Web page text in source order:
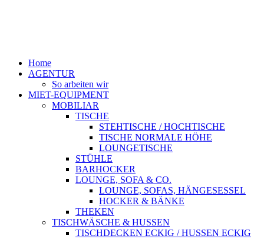
Home
AGENTUR
So arbeiten wir
MIET-EQUIPMENT
MOBILIAR
TISCHE
STEHTISCHE / HOCHTISCHE
TISCHE NORMALE HÖHE
LOUNGETISCHE
STÜHLE
BARHOCKER
LOUNGE, SOFA & CO.
LOUNGE, SOFAS, HÄNGESESSEL
HOCKER & BÄNKE
THEKEN
TISCHWÄSCHE & HUSSEN
TISCHDECKEN ECKIG / HUSSEN ECKIG